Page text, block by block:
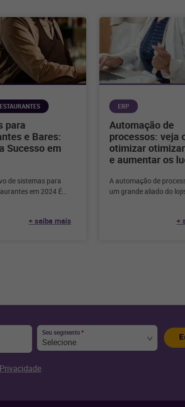
para
e Bares:
Sucesso em
de sistemas para
em 2024 É
+ saiba mais
ERP
Automação de
processos: veja
otimizar
e aumentar os
A automação de
um grande aliado do
+
Seu segmento*
Selecione
.